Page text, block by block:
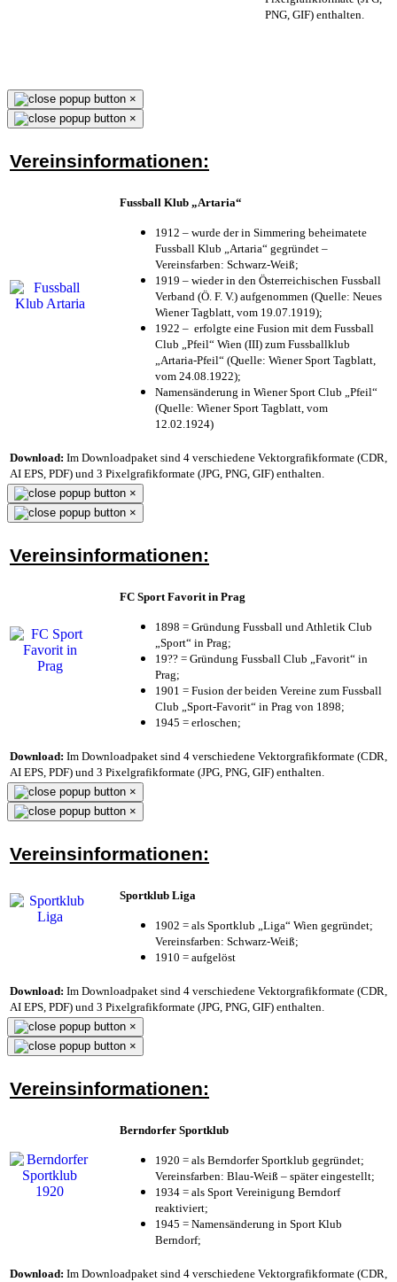
PNG, GIF) enthalten.
×
×
Vereinsinformationen:
Fussball Klub „Artaria“
1912 – wurde der in Simmering beheimatete
Fussball Klub „Artaria“ gegründet –
Vereinsfarben: Schwarz-Weiß;
1919 – wieder in den Österreichischen Fussball
Verband (Ö. F. V.) aufgenommen (Quelle: Neues
Wiener Tagblatt, vom 19.07.1919);
1922 – erfolgte eine Fusion mit dem Fussball
Club „Pfeil“ Wien (III) zum Fussballklub
„Artaria-Pfeil“ (Quelle: Wiener Sport Tagblatt,
vom 24.08.1922);
Namensänderung in Wiener Sport Club „Pfeil“
(Quelle: Wiener Sport Tagblatt, vom
12.02.1924)
Download: Im Downloadpaket sind 4 verschiedene Vektorgrafikformate (CDR,
AI EPS, PDF) und 3 Pixelgrafikformate (JPG, PNG, GIF) enthalten.
×
×
Vereinsinformationen:
FC Sport Favorit in Prag
1898 = Gründung Fussball und Athletik Club
„Sport“ in Prag;
19?? = Gründung Fussball Club „Favorit“ in
Prag;
1901 = Fusion der beiden Vereine zum Fussball
Club „Sport-Favorit“ in Prag von 1898;
1945 = erloschen;
Download: Im Downloadpaket sind 4 verschiedene Vektorgrafikformate (CDR,
AI EPS, PDF) und 3 Pixelgrafikformate (JPG, PNG, GIF) enthalten.
×
×
Vereinsinformationen:
Sportklub Liga
1902 = als Sportklub „Liga“ Wien gegründet;
Vereinsfarben: Schwarz-Weiß;
1910 = aufgelöst
Download: Im Downloadpaket sind 4 verschiedene Vektorgrafikformate (CDR,
AI EPS, PDF) und 3 Pixelgrafikformate (JPG, PNG, GIF) enthalten.
×
×
Vereinsinformationen:
Berndorfer Sportklub
1920 = als Berndorfer Sportklub gegründet;
Vereinsfarben: Blau-Weiß – später eingestellt;
1934 = als Sport Vereinigung Berndorf
reaktiviert;
1945 = Namensänderung in Sport Klub
Berndorf;
Download: Im Downloadpaket sind 4 verschiedene Vektorgrafikformate (CDR,